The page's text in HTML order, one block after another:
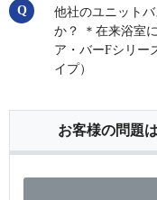
他社のユニット
か？ ＊在来浴室
ア・バーFシリー
イプ）
お客様の問題